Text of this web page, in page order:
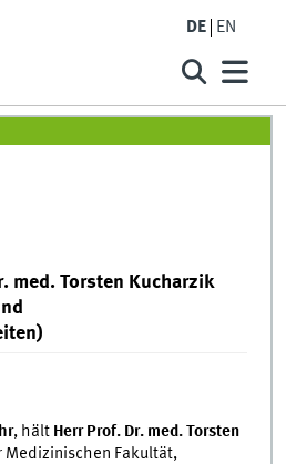
DE EN
med. Torsten Kucharzik
, hält Herr Prof. Dr. med. Torsten
Medizinischen Fakultät,